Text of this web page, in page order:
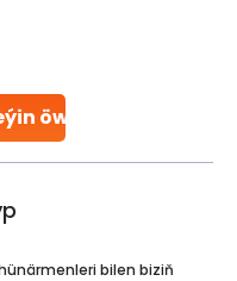
öwreniň
their dream of
bilen biziň